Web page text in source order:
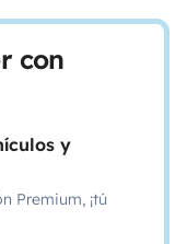
con
y
Premium, ¡tú